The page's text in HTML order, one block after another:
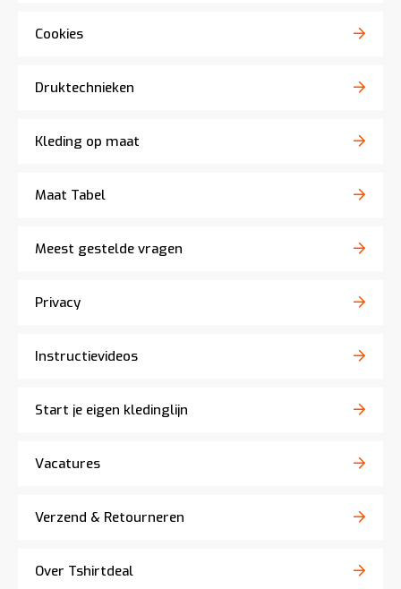
Cookies
Druktechnieken
Kleding op maat
Maat Tabel
Meest gestelde vragen
Privacy
Instructievideos
Start je eigen kledinglijn
Vacatures
Verzend & Retourneren
Over Tshirtdeal